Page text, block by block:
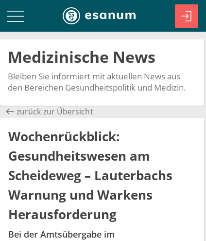
Medizinische News
Bleiben Sie informiert mit aktuellen News aus
den Bereichen Gesundheitspolitik und Medizin.
zurück zur Übersicht
Wochenrückblick:
Gesundheitswesen am
Scheideweg – Lauterbachs
Warnung und Warkens
Herausforderung
Bei der Amtsübergabe im